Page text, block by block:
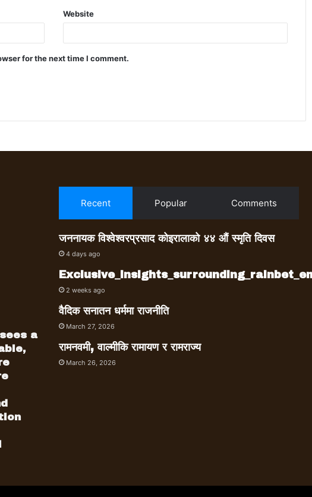
Website
for the next time I comment.
a
Recent Popular Comments
जननायक विश्वेश्वरप्रसाद कोइरालाको ४४ औं स्मृति दिवस
4 days ago
2 weeks ago
वैदिक सनातन धर्ममा राजनीति
March 27, 2026
रामनवमी, वाल्मीकि रामायण र रामराज्य
March 26, 2026